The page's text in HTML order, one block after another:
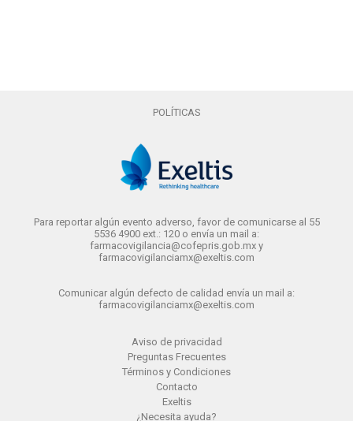
POLÍTICAS
Aviso de privacidad
Preguntas Frecuentes
Términos y Condiciones
Contacto
Exeltis
¿Necesita ayuda?
Para reportar algún evento adverso, favor de comunicarse al 55
5536 4900 ext.: 120 o envía un mail a:
farmacovigilancia@cofepris.gob.mx y
farmacovigilanciamx@exeltis.com
Comunicar algún defecto de calidad envía un mail a:
farmacovigilanciamx@exeltis.com